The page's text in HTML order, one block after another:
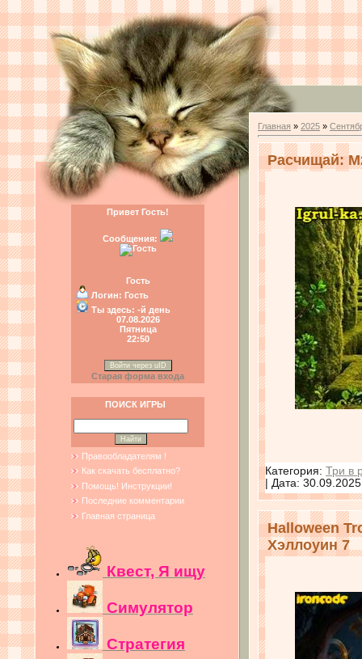
Привет Гость!
Сообщения:
Гость
Логин: Гость
Ты здесь: -й день
07.08.2026
Пятница
22:50
Войти через uID
Старая форма входа
ПОИСК ИГРЫ
Правообладателям !
Как скачать бесплатно?
Помощь! Инструкции!
Последние комментарии
Главная страница
Квест, Я ищу
Симулятор
Стратегия
Главная » 2025 »
Расчищай:
Категория: Три в
| Дата: 30.09.2025
Halloween
Хэллоуин 7